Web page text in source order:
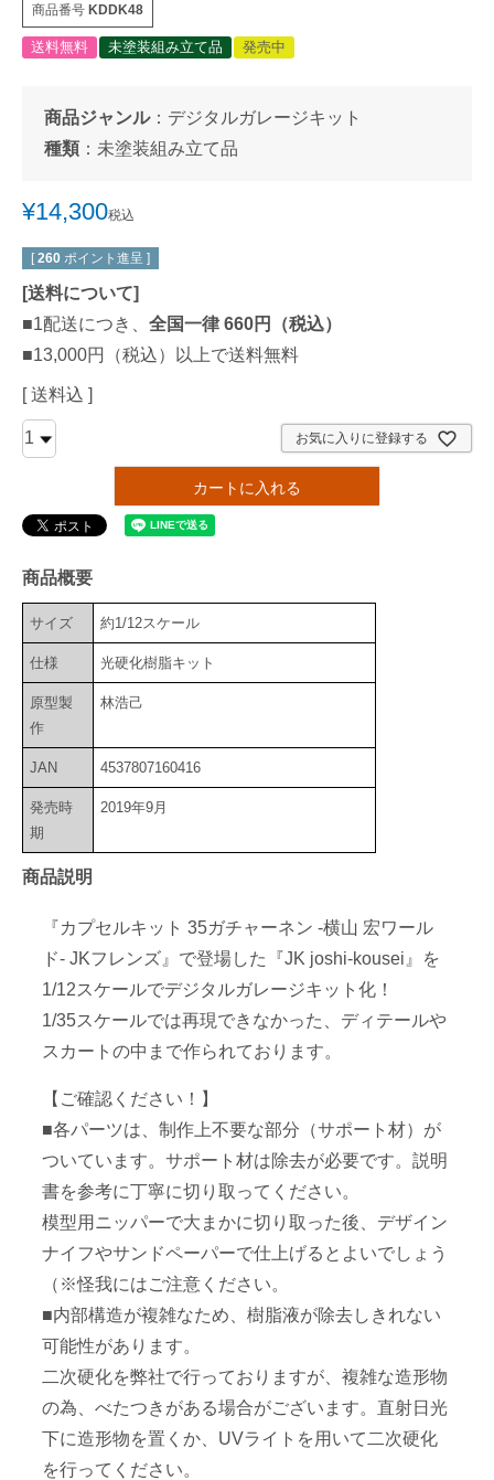
商品番号 KDDK48
送料無料 未塗装組み立て品 発売中
商品ジャンル： デジタルガレージキット
種類 ： 未塗装組み立て品
¥14,300税込
[ 260 ポイント進呈 ]
[送料について]
■1配送につき、 全国一律 660円（税込）
■13,000円（税込）以上で送料無料
送料込
お気に入りに登録する
カートに入れる
商品概要
サイズ 約1/12スケール
仕様 光硬化樹脂キット
原型製
作
林浩己
JAN 4537807160416
発売時
期
2019年9月
商品説明
『カプセルキット 35ガチャーネン -横山 宏ワール
ド- JKフレンズ』で登場した『JK joshi-kousei』を
1/12スケールでデジタルガレージキット化！
1/35スケールでは再現できなかった、ディテールや
スカートの中まで作られております。
【ご確認ください！】
■各パーツは、制作上不要な部分（サポート材）が
ついています。サポート材は除去が必要です。説明
書を参考に丁寧に切り取ってください。
模型用ニッパーで大まかに切り取った後、デザイン
ナイフやサンドペーパーで仕上げるとよいでしょう
（※怪我にはご注意ください。
■内部構造が複雑なため、樹脂液が除去しきれない
可能性があります。
二次硬化を弊社で行っておりますが、複雑な造形物
の為、べたつきがある場合がございます。直射日光
下に造形物を置くか、UVライトを用いて二次硬化
を行ってください。